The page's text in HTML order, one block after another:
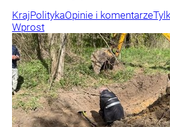
KrajPolitykaOpinie i komentarze
Wprost